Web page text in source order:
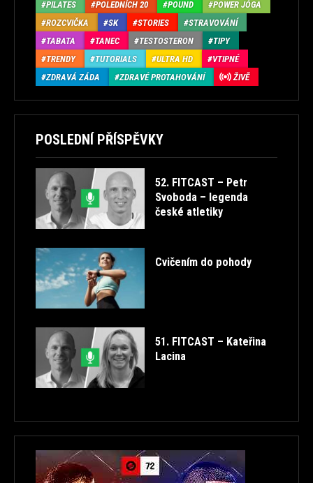
PILATES POLEDNÍCH 20 POUND
POWER JÓGA
ROZCVIČKA
SK STORIES
STRAVOVÁNÍ
TABATA
TANEC TESTOSTERON
TIPY
TRENDY
TUTORIALS ULTRA HD
VTIPNÉ
ZDRAVÁ ZÁDA
ZDRAVÉ PROTAHOVÁNÍ ŽIVĚ
POSLEDNÍ PŘÍSPĚVKY
52. FITCAST – Petr
Svoboda – legenda
české atletiky
Cvičením do pohody
51. FITCAST – Kateřina
Lacina